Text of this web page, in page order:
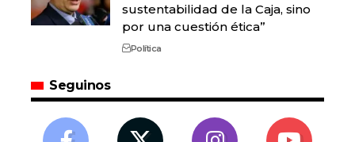
sustentabilidad de la Caja, sino
por una cuestión ética”
Política
Seguinos